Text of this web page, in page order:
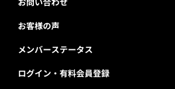
お客様の声
メンバーステータス
ログイン・有料会員登録